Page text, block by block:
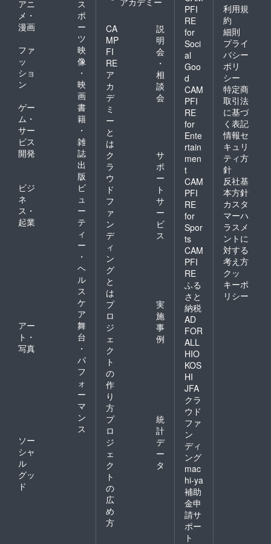
アニ
メ・
漫画
ス
ポ
ー
ツ
ファ
ッ
ショ
ン
映
像
・
映
画
ゲー
ム・
サー
ビス
開発
書
籍
・
雑
誌
出
版
ビジ
ネ
ス・
起業
ビ
ュ
ー
テ
ィ
ー
・
ヘ
ル
ス
ケ
ア
アー
ト・
写真
舞
台
・
パ
フ
ォ
ー
マ
ン
ス
ソー
シャ
ル
グッ
ド
CA
MP
FI
RE
ア
カ
デ
ミ
ー
と
は
説
明
会
・
相
談
会
ク
ラ
ウ
ド
フ
ァ
ン
デ
ィ
ン
グ
と
は
サ
ポ
ー
ト
サ
ー
ビ
ス
プ
ロ
ジ
ェ
ク
ト
の
作
り
方
実
施
事
例
プ
ロ
ジ
ェ
ク
ト
の
広
め
方
統
計
デ
ー
タ
PFI
RE
for
Soci
al
Goo
d
CAM
PFI
RE
for
Ente
rtain
men
t
CAM
PFI
RE
for
Spor
ts
CAM
PFI
RE
ふる
さと
納税
AD
FOR
ALL
HIO
KOS
HI
JFA
クラ
ウド
ファ
ン
ディ
ング
mac
hi-ya
補助
金申
請サ
ポー
ト
利用規
約
細則
プライ
バシー
ポリ
シー
特定商
取引法
に基づ
く表記
情報セ
キュリ
ティ方
針
反社基
本方針
カスタ
マーハ
ラスメ
ントに
対する
考え方
クッ
キーポ
リシー